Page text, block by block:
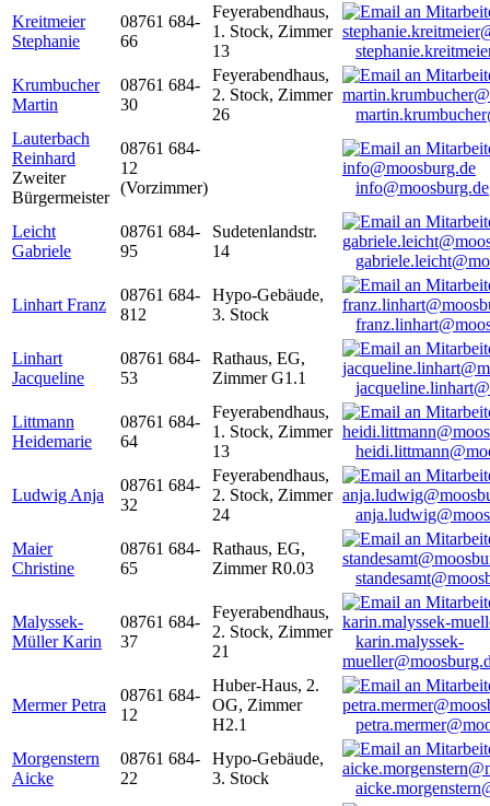
Kreitmeier
Stephanie
08761 684-
66
Feyerabendhaus,
1. Stock, Zimmer
13
Krumbucher
Martin
08761 684-
30
Feyerabendhaus,
2. Stock, Zimmer
26
Lauterbach
Reinhard
Zweiter
Bürgermeister
08761 684-
12
(Vorzimmer)
info@moosburg.de
Leicht
Gabriele
08761 684-
95
Sudetenlandstr.
14
Linhart Franz
08761 684-
812
Hypo-Gebäude,
3. Stock
Linhart
Jacqueline
08761 684-
53
Rathaus, EG,
Zimmer G1.1
Littmann
Heidemarie
08761 684-
64
Feyerabendhaus,
1. Stock, Zimmer
13
Ludwig Anja
08761 684-
32
Feyerabendhaus,
2. Stock, Zimmer
24
Maier
Christine
08761 684-
65
Rathaus, EG,
Zimmer R0.03
Malyssek-
Müller Karin
08761 684-
37
Feyerabendhaus,
2. Stock, Zimmer
21
karin.malyssek-
Mermer Petra
08761 684-
12
Huber-Haus, 2.
OG, Zimmer
H2.1
Morgenstern
Aicke
08761 684-
22
Hypo-Gebäude,
3. Stock